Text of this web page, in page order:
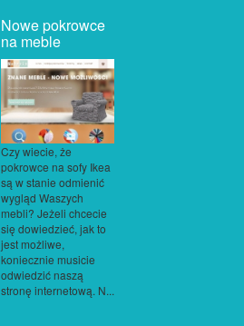
Nowe pokrowce
na meble
Czy wiecie, że
pokrowce na sofy Ikea
są w stanie odmienić
wygląd Waszych
mebli? Jeżeli chcecie
się dowiedzieć, jak to
jest możliwe,
koniecznie musicie
odwiedzić naszą
stronę internetową. N...